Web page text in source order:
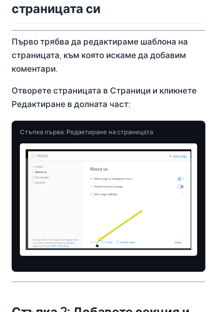
страницата си
Първо трябва да редактираме шаблона на
страницата, към която искаме да добавим
коментари.
Отворете страницата в Страници и кликнете
Редактиране в долната част:
Стъпка първа: Редактиране на страницата